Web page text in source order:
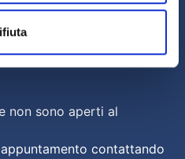
Sostenibilità
Magazine Fact&News
non sono aperti al
contattando